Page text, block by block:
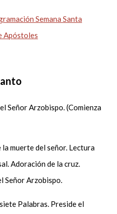
Semana Santa
Apóstoles
Señor Arzobispo. (Comienza
muerte del señor. Lectura
Adoración de la cruz.
Señor Arzobispo.
Palabras. Preside el